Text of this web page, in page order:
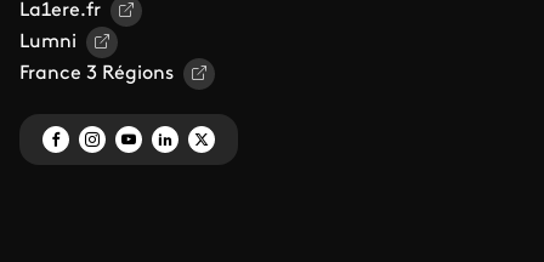
La1ere.fr
Lumni
France 3 Régions